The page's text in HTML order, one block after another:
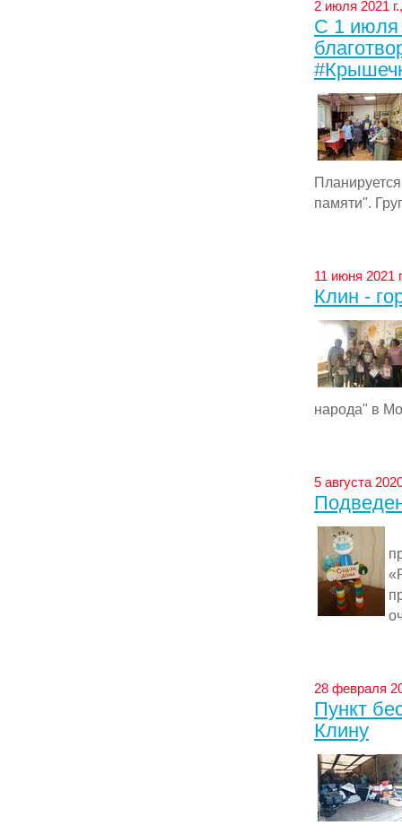
2 июля 2021
С 1 июля
памяти".
11 июня 2021
Клин -
народа" в
5 августа
28 февраля
Пункт
Клину